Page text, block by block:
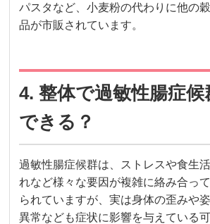
パスタなど、小麦粉の代わりに他の
品が市販されています。
4. 整体で過敏性腸症
できる？
過敏性腸症候群は、ストレスや食生
れなど様々な要因が複雑に絡み合っ
られていますが、実は身体の歪みや
異常なども症状に影響を与えている